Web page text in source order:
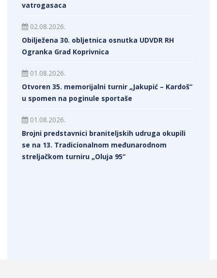
vatrogasaca
02.08.2026.
Obilježena 30. obljetnica osnutka UDVDR RH
Ogranka Grad Koprivnica
01.08.2026.
Otvoren 35. memorijalni turnir „Jakupić – Kardoš“
u spomen na poginule sportaše
01.08.2026.
Brojni predstavnici braniteljskih udruga okupili
se na 13. Tradicionalnom međunarodnom
streljačkom turniru „Oluja 95“